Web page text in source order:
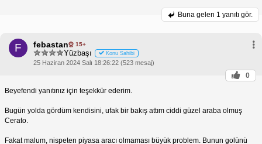
Buna gelen 1 yanıtı gör.
F febastan 15+
Yüzbaşı Konu Sahibi
25 Haziran 2024 Salı 18:26:22 (523 mesaj)
0
Beyefendi yanıtınız için teşekkür ederim.
Bugün yolda gördüm kendisini, ufak bir bakış attım ciddi güzel araba olmuş
Cerato.
Fakat malum, nispeten piyasa aracı olmaması büyük problem. Bunun golünü